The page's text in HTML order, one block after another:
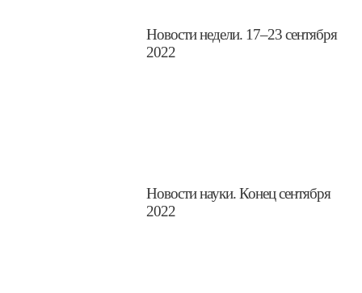
Новости недели. 17–23 сентября
2022
Новости науки. Конец сентября
2022